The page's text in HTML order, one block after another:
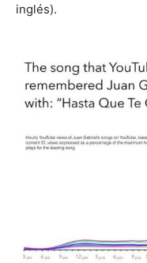
inglés).